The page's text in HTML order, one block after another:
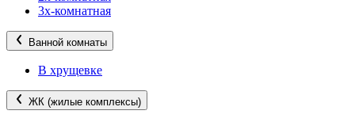
3х-комнатная
Ванной комнаты
В хрущевке
ЖК (жилые комплексы)